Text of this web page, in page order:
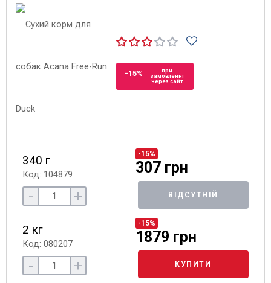
-15%
при
замовленні
через сайт
340 г
Код: 104879
-15%
307 грн
- + ВІДСУТНІЙ
2 кг
Код: 080207
-15%
1879 грн
- + КУПИТИ